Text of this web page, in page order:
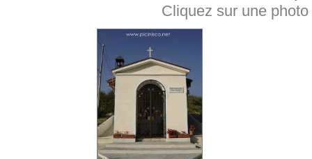
Cliquez sur une